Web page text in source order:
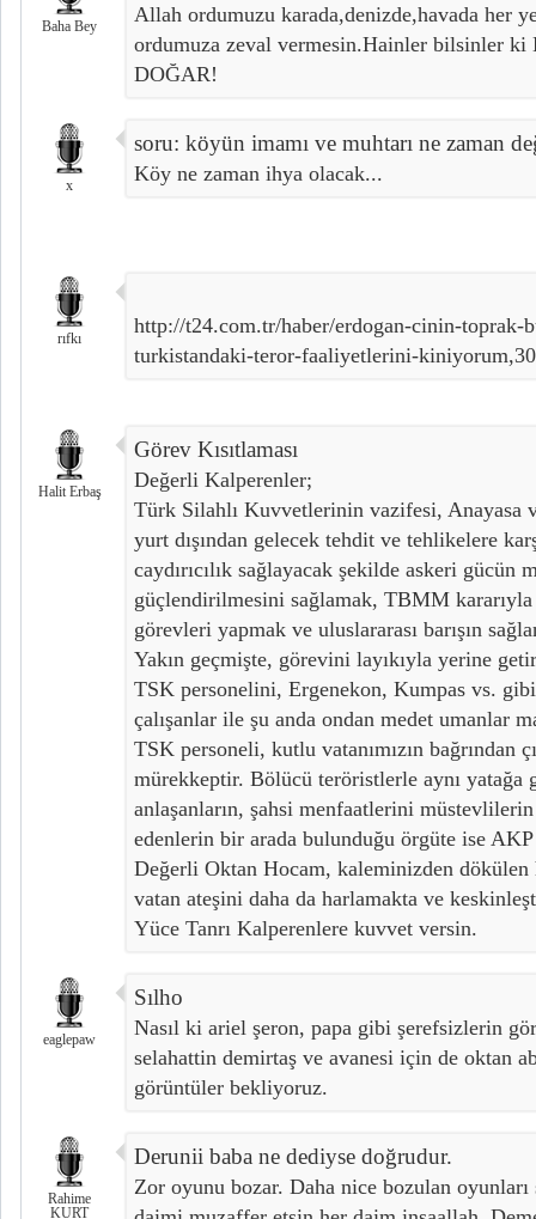
Baha Bey
Allah ordumuzu karada,denizde,havada her
ordumuza zeval vermesin.Hainler bilsinler
DOĞAR!
x
soru: köyün imamı ve muhtarı ne zaman
Köy ne zaman ihya olacak...
rıfkı
http://t24.com.tr/haber/erdogan-cinin-toprak-
turkistandaki-teror-faaliyetlerini-
Halit Erbaş
Görev Kısıtlaması
Değerli Kalperenler;
Türk Silahlı Kuvvetlerinin vazifesi, Anayasa
yurt dışından gelecek tehdit ve tehlikelere
caydırıcılık sağlayacak şekilde askeri gücün
güçlendirilmesini sağlamak, TBMM kararıyla
görevleri yapmak ve uluslararası barışın
Yakın geçmişte, görevini layıkıyla yerine
TSK personelini, Ergenekon, Kumpas vs.
çalışanlar ile şu anda ondan medet umanlar
TSK personeli, kutlu vatanımızın bağrından
mürekkeptir. Bölücü teröristlerle aynı yatağa
anlaşanların, şahsi menfaatlerini
edenlerin bir arada bulunduğu örgüte ise
Değerli Oktan Hocam, kaleminizden
vatan ateşini daha da harlamakta ve
Yüce Tanrı Kalperenlere kuvvet versin.
eaglepaw
Sılho
Nasıl ki ariel şeron, papa gibi şerefsizlerin
selahattin demirtaş ve avanesi için de oktan
görüntüler bekliyoruz.
Rahime
KURT
Derunii baba ne dediyse doğrudur.
Zor oyunu bozar. Daha nice bozulan